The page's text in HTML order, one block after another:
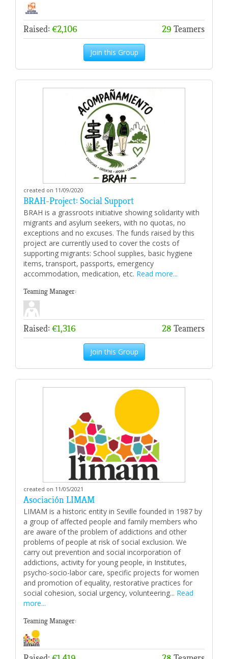
Raised: €2,106 29 Teamers
Join this Group
created on 11/09/2020
BRAH-Project: Social Support
BRAH is a grassroots initiative showing solidarity with
migrants and asylum seekers, with no quotas, no
exceptions and no excuses. The funds raised by this
project are currently used to cover the costs of
supporting migrants: School supplies, basic hygiene
items, transport, passports, emergency
accommodation, medication, etc. Read more...
Teaming Manager:
Raised: €1,316 28 Teamers
Join this Group
created on 11/05/2021
Asociación LIMAM
LIMAM is a historic entity in Seville founded in 1987 by
a group of affected people and family members who
are aware of the problem of addictions and other
problems of people at risk of social exclusion. We
carry out prevention and social incorporation of
addictions, activity for young people, in Institutes,
psycho-socio-labor care, specific projects for women
and promotion of equality, restorative practices for
social cohesion, social urgency, volunteering... Read
more...
Teaming Manager: